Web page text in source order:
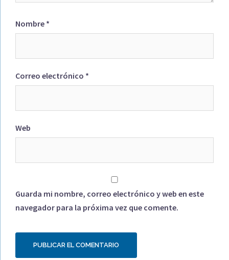
Nombre *
Correo electrónico *
Web
Guarda mi nombre, correo electrónico y web en este
navegador para la próxima vez que comente.